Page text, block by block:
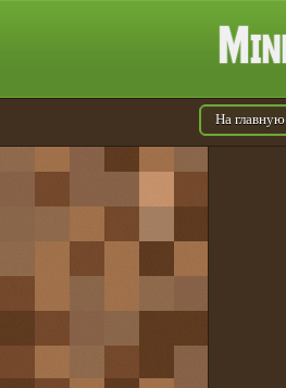
На главную